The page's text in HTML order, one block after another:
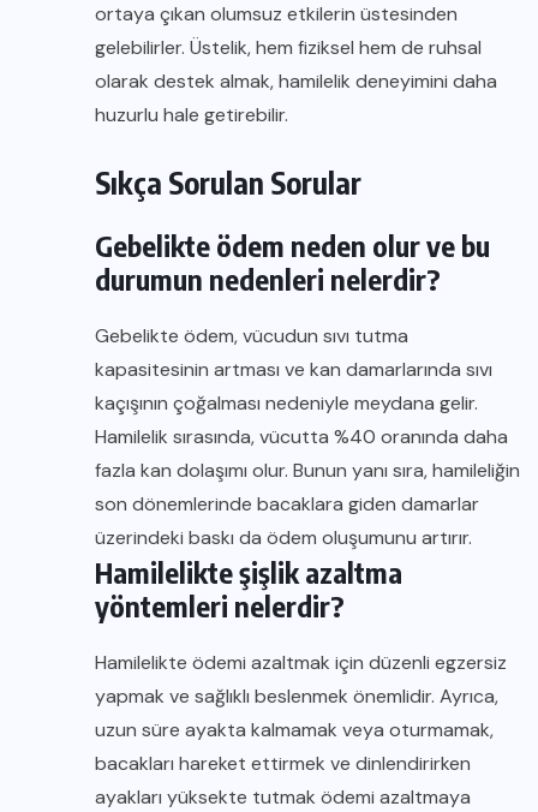
ortaya çıkan olumsuz etkilerin üstesinden
gelebilirler. Üstelik, hem fiziksel hem de ruhsal
olarak destek almak, hamilelik deneyimini daha
huzurlu hale getirebilir.
Sıkça Sorulan Sorular
Gebelikte ödem neden olur ve bu
durumun nedenleri nelerdir?
Gebelikte ödem, vücudun sıvı tutma
kapasitesinin artması ve kan damarlarında sıvı
kaçışının çoğalması nedeniyle meydana gelir.
Hamilelik sırasında, vücutta %40 oranında daha
fazla kan dolaşımı olur. Bunun yanı sıra, hamileliğin
son dönemlerinde bacaklara giden damarlar
üzerindeki baskı da ödem oluşumunu artırır.
Hamilelikte şişlik azaltma
yöntemleri nelerdir?
Hamilelikte ödemi azaltmak için düzenli egzersiz
yapmak ve sağlıklı beslenmek önemlidir. Ayrıca,
uzun süre ayakta kalmamak veya oturmamak,
bacakları hareket ettirmek ve dinlendirirken
ayakları yüksekte tutmak ödemi azaltmaya